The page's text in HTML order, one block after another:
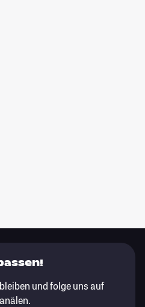
und folge uns auf